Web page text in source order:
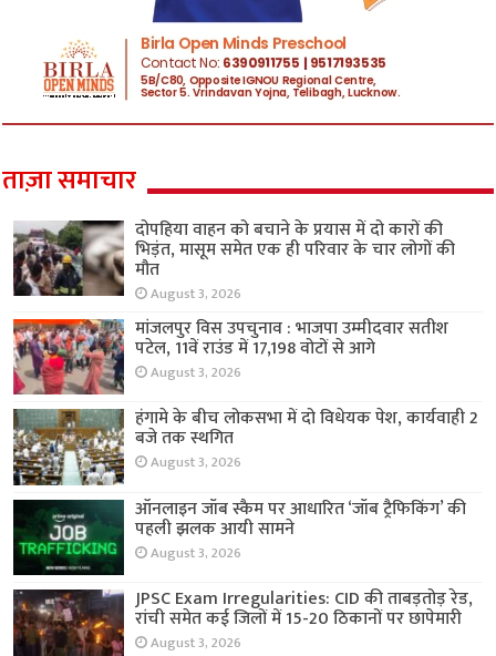
ताज़ा समाचार
दोपहिया वाहन को बचाने के प्रयास में दो कारों की
भिड़ंत, मासूम समेत एक ही परिवार के चार लोगों की
मौत
August 3, 2026
मांजलपुर विस उपचुनाव : भाजपा उम्मीदवार सतीश
पटेल, 11वें राउंड में 17,198 वोटों से आगे
August 3, 2026
हंगामे के बीच लोकसभा में दो विधेयक पेश, कार्यवाही 2
बजे तक स्थगित
August 3, 2026
ऑनलाइन जॉब स्कैम पर आधारित ‘जॉब ट्रैफिकिंग’ की
पहली झलक आयी सामने
August 3, 2026
JPSC Exam Irregularities: CID की ताबड़तोड़ रेड,
रांची समेत कई जिलों में 15-20 ठिकानों पर छापेमारी
August 3, 2026